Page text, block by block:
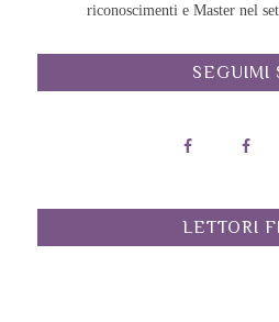
riconoscimenti e Master nel
SEGUIMI
LETTORI